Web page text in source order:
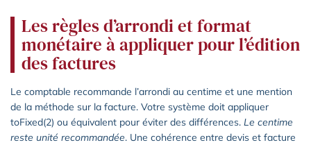
Les règles d’arrondi et format
monétaire à appliquer pour l’édition
des factures
Le comptable recommande l’arrondi au centime et une mention
de la méthode sur la facture. Votre système doit appliquer
toFixed(2) ou équivalent pour éviter des différences. Le centime
reste unité recommandée. Une cohérence entre devis et facture